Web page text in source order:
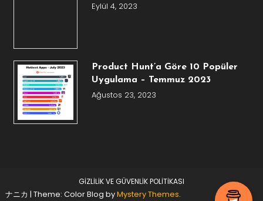
Eylül 4, 2023
Product Hunt’a Göre 10 Popüler
Uygulama – Temmuz 2023
Ağustos 23, 2023
GİZLİLİK VE GÜVENLİK POLİTİKASI
ナニカ | Theme: Color Blog byMystery Themes.